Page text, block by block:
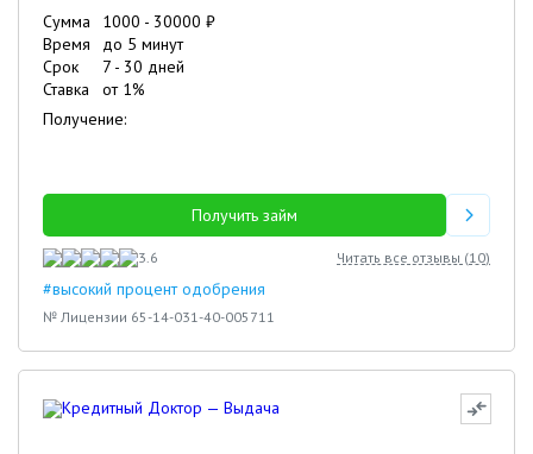
Сумма 1000 - 30000 ₽
Время
до 5 минут
Срок
7 - 30 дней
Ставка
от 1%
Получение:
Получить займ
3.6 Читать все отзывы (10)
#высокий процент одобрения
№ Лицензии 65-14-031-40-005711